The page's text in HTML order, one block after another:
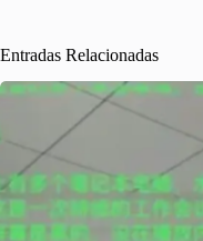
Entradas Relacionadas